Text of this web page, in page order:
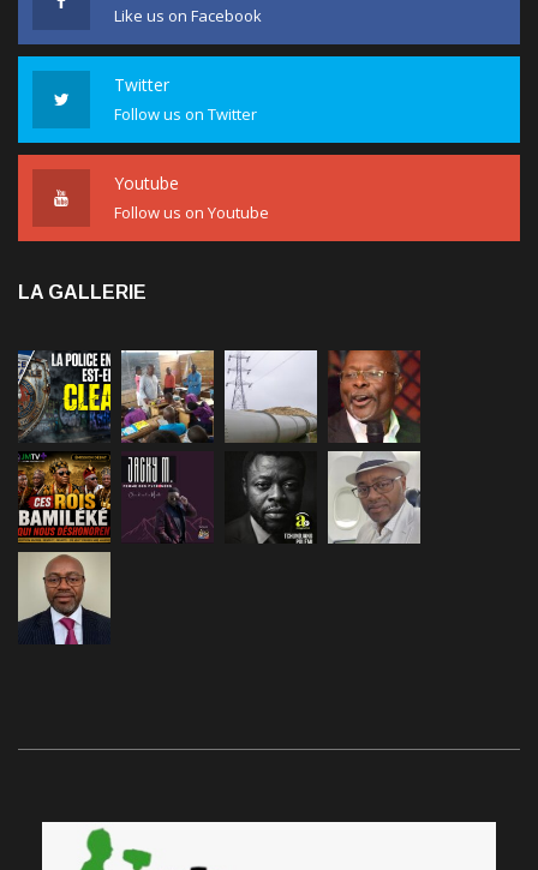
Like us on Facebook
Twitter
Follow us on Twitter
Youtube
Follow us on Youtube
LA GALLERIE